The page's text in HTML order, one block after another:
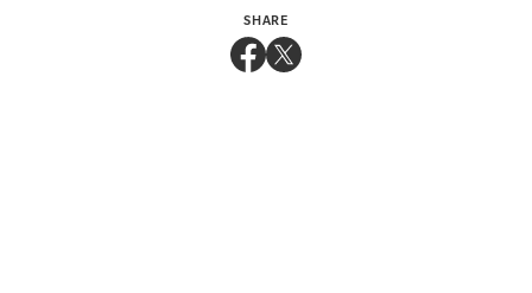
SHARE